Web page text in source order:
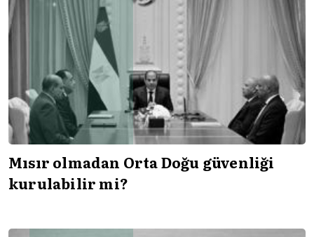
Mısır olmadan Orta Doğu güvenliği
kurulabilir mi?